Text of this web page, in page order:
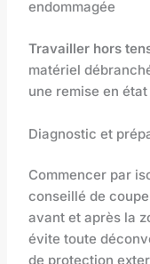
endommagée
Travailler hors
matériel
une remise en
Diagnostic et
Commencer par
conseillé de
avant et après la
évite toute
de protection